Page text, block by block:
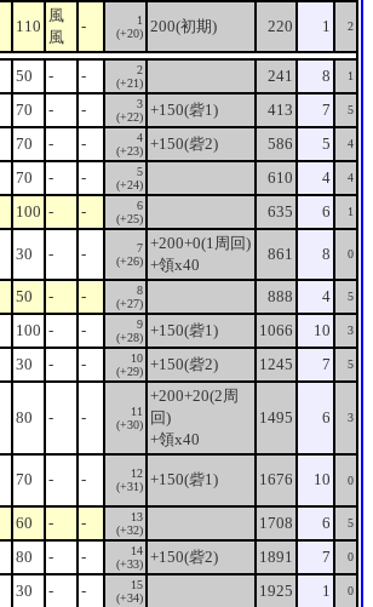
110
風
風
-
1
(+20) 200(初期) 220 1 2
50 - -
2
(+21)
241 8 1
70 - -
3
(+22) +150(砦1) 413 7 5
70 - -
4
(+23) +150(砦2) 586 5 4
70 - -
5
(+24)
610 4 4
100 - -
6
(+25)
635 6 1
30 - -
7
(+26)
+200+0(1周回)
+領x40
861 8 0
50 - -
8
(+27)
888 4 5
100 - -
9
(+28) +150(砦1) 1066 10 3
30 - -
10
(+29) +150(砦2) 1245 7 5
80 - -
11
(+30)
+200+20(2周
回)
+領x40
1495 6 3
70 - -
12
(+31) +150(砦1) 1676 10 0
60 - -
13
(+32)
1708 6 5
80 - -
14
(+33) +150(砦2) 1891 7 0
30 - -
15
(+34)
1925 1 0